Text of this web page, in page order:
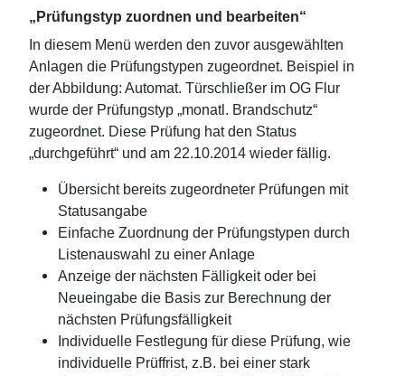
„Prüfungstyp zuordnen und bearbeiten“
In diesem Menü werden den zuvor ausgewählten
Anlagen die Prüfungstypen zugeordnet. Beispiel in
der Abbildung: Automat. Türschließer im OG Flur
wurde der Prüfungstyp „monatl. Brandschutz“
zugeordnet. Diese Prüfung hat den Status
„durchgeführt“ und am 22.10.2014 wieder fällig.
Übersicht bereits zugeordneter Prüfungen mit
Statusangabe
Einfache Zuordnung der Prüfungstypen durch
Listenauswahl zu einer Anlage
Anzeige der nächsten Fälligkeit oder bei
Neueingabe die Basis zur Berechnung der
nächsten Prüfungsfälligkeit
Individuelle Festlegung für diese Prüfung, wie
individuelle Prüffrist, z.B. bei einer stark